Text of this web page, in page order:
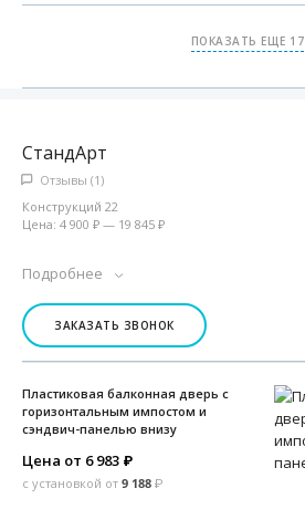
ПОКАЗАТЬ ЕЩЕ 17
СтандАрт
ЗАКАЗАТЬ ЗВОНОК
Отзывы (1)
Конструкций 22
Цена: 4 900 ₽ — 19 845 ₽
Подробнее
Пластиковая балконная дверь с
горизонтальным импостом и
сэндвич-панелью внизу
Цена от 6 983 ₽
с установкой от 9 188 ₽